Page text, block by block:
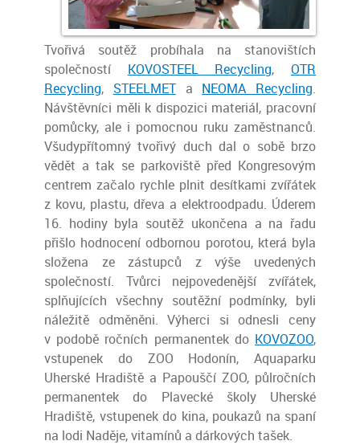
Tvořivá soutěž probíhala na stanovištích
společností KOVOSTEEL Recycling,OTR
Recycling, STEELMETa NEOMA Recycling.
Návštěvníci měli k dispozici materiál, pracovní
pomůcky, ale i pomocnou ruku zaměstnanců.
Všudypřítomný tvořivý duch dal o sobě brzo
vědět a tak se parkoviště před Kongresovým
centrem začalo rychle plnit desítkami zvířátek
z kovu, plastu, dřeva a elektroodpadu. Úderem
16. hodiny byla soutěž ukončena a na řadu
přišlo hodnocení odbornou porotou, která byla
složena ze zástupců z výše uvedených
společností. Tvůrci nejpovedenější zvířátek,
splňujících všechny soutěžní podmínky, byli
náležitě odměněni. Výherci si odnesli ceny
v podobě ročních permanentek do KOVOZOO,
vstupenek do ZOO Hodonín, Aquaparku
Uherské Hradiště a Papouščí ZOO, půlročních
permanentek do Plavecké školy Uherské
Hradiště, vstupenek do kina, poukazů na spaní
na lodi Naděje, vitamínů a dárkových tašek.